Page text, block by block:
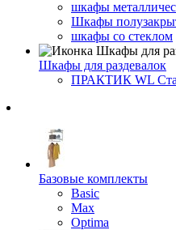
шкафы
Шкафы
шкафы со стеклом
Шкафы для раздевалок
ПРАКТИК WL
Базовые комплекты
Basic
Max
Optima